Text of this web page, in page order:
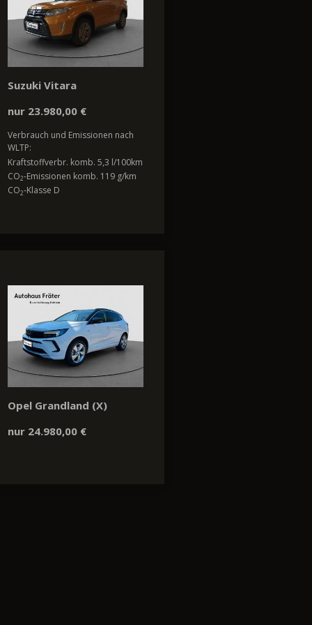
Suzuki Vitara
nur 23.980,00 €
Verbrauch und Emissionen nach
WLTP:
Kraftstoffverbr. komb. 5,3 l/100km
CO2-Emissionen komb. 119 g/km
CO2-Klasse D
Opel Grandland (X)
nur 24.980,00 €